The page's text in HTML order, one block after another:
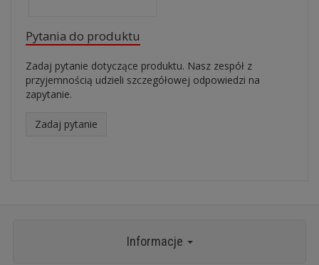
Pytania do produktu
Zadaj pytanie dotyczące produktu. Nasz zespół z
przyjemnością udzieli szczegółowej odpowiedzi na
zapytanie.
Zadaj pytanie
Informacje